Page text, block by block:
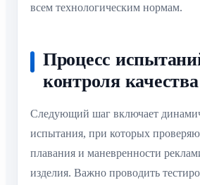
всем технологическим нормам.
Процесс
контроля
Следующий шаг включает
испытания, при которых
плавания и маневренности
изделия. Важно проводить